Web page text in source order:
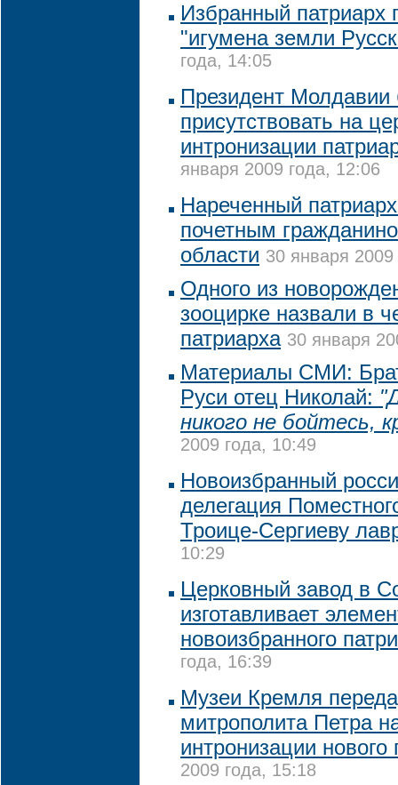
Избранный
"игумена земли
года, 14:05
Президент Молдавии
присутствовать на
интронизации
января 2009 года, 12:06
Нареченный
почетным
области 30 января 2009
Одного из
зооцирке назвали в
патриарха 30 января
Материалы СМИ:
Руси отец Николай:
никого не бойтесь,
2009 года, 10:49
Новоизбранный
делегация
Троице-Сергиеву
10:29
Церковный завод в
изготавливает
новоизбранного
года, 16:39
Музеи Кремля
митрополита Петра
интронизации нового
2009 года, 15:18